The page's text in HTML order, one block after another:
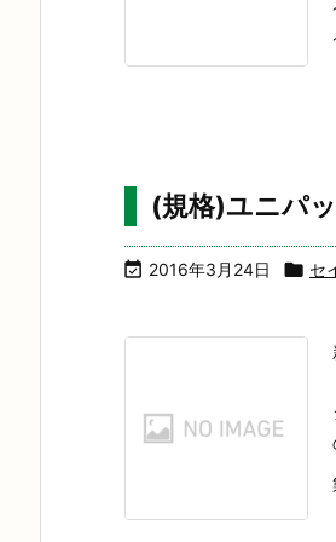
(規格)ユニパ
 2016年3月24日  セ